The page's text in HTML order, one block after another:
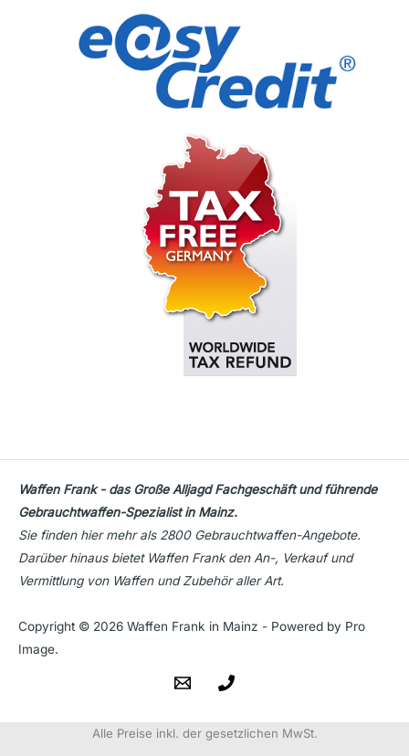
Waffen Frank - das Große Alljagd Fachgeschäft und führende
Gebrauchtwaffen-Spezialist in Mainz.
Sie finden hier mehr als 2800 Gebrauchtwaffen-Angebote.
Darüber hinaus bietet Waffen Frank den An-, Verkauf und
Vermittlung von Waffen und Zubehör aller Art.
Copyright © 2026 Waffen Frank in Mainz - Powered by Pro
Image.
Alle Preise inkl. der gesetzlichen MwSt.